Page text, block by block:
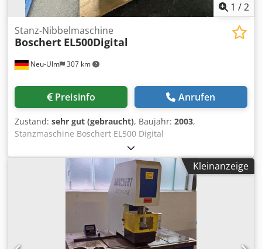
1 /2
Neu-Ulm 307 km
Stanz-Nibbelmaschine
Boschert EL500Digital
Preisinfo Anrufen
Zustand: sehr gut (gebraucht), Baujahr: 2003,
Stanzmaschine Boschert EL500 Digital
Werkzeugschnellwechselsystem TRUMPF Dodpfxsid I Hhe
Anwekr bis Werkzeug Gr.III=Durchmesser 105 mm
Stanzkraft: 280 kN (28 Tonnen) Stanzarmausladung 560
mm Seitenanschlag 1000 mm rechts/links Ausgestattet mit
Digitalanzeige X-Achse links/Y Achse links Hub 40 mm
Gesamtgewicht 2700 kg incl. Werkzeugschrank mit
Kleinanzeige